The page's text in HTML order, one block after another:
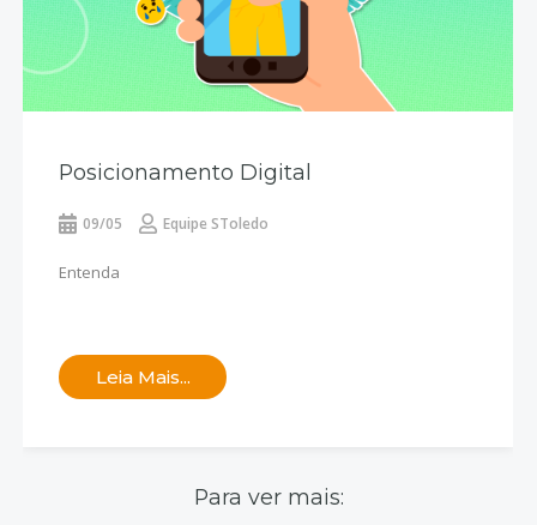
Posicionamento Digital
09/05 Equipe SToledo
Entenda
Leia Mais...
Para ver mais: